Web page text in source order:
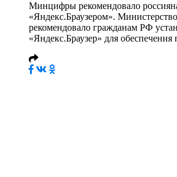
Минцифры рекомендовало
«Яндекс.Браузером».
рекомендовало гражданам РФ
«Яндекс.Браузер» для